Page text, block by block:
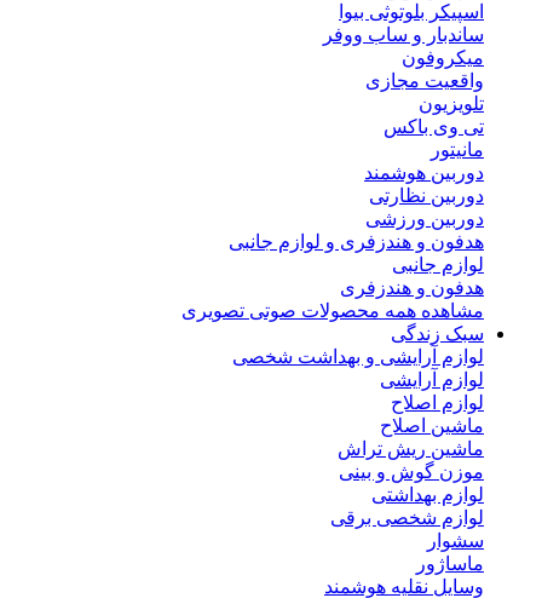
اسپیکر بلوتوثی بیوا
ساندبار و ساب ووفر
میکروفون
واقعیت مجازی
تلویزیون
تی وی باکس
مانیتور
دوربین هوشمند
دوربین نظارتی
دوربین ورزشی
هدفون و هندزفری و لوازم جانبی
لوازم جانبی
هدفون و هندزفری
مشاهده همه محصولات صوتی تصویری
سبک زندگی
لوازم آرایشی و بهداشت شخصی
لوازم آرایشی
لوازم اصلاح
ماشین اصلاح
ماشین ریش تراش
موزن گوش و بینی
لوازم بهداشتی
لوازم شخصی برقی
سشوار
ماساژور
وسایل نقلیه هوشمند